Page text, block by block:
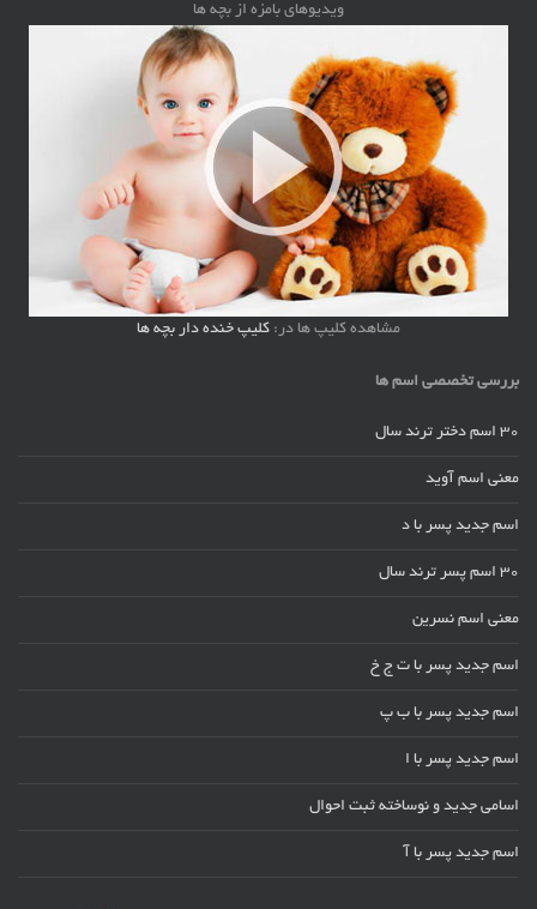
ویدیوهای بامزه از بچه ها
مشاهده کلیپ ها در: کلیپ خنده دار بچه ها
بررسی تخصصی اسم ها
30 اسم دختر ترند سال
معنی اسم آوید
اسم جدید پسر با د
30 اسم پسر ترند سال
معنی اسم نسرین
اسم جدید پسر با ت ج خ
اسم جدید پسر با ب پ
اسم جدید پسر با ا
اسامی جدید و نوساخته ثبت احوال
اسم جدید پسر با آ